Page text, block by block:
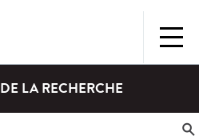
LA RECHERCHE